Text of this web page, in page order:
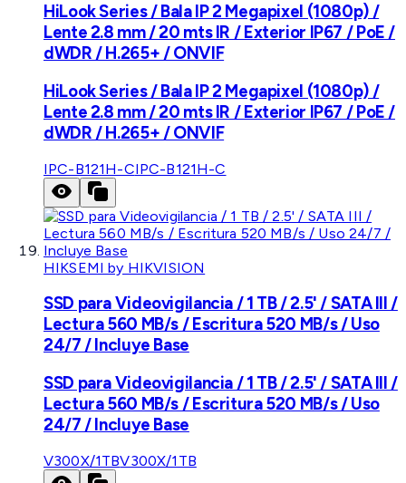
HiLook Series / Bala IP 2 Megapixel (1080p) /
Lente 2.8 mm / 20 mts IR / Exterior IP67 / PoE /
dWDR / H.265+ / ONVIF
HiLook Series / Bala IP 2 Megapixel (1080p) /
Lente 2.8 mm / 20 mts IR / Exterior IP67 / PoE /
dWDR / H.265+ / ONVIF
IPC-B121H-CIPC-B121H-C
HIKSEMI by HIKVISION
SSD para Videovigilancia / 1 TB / 2.5' / SATA III /
Lectura 560 MB/s / Escritura 520 MB/s / Uso
24/7 / Incluye Base
SSD para Videovigilancia / 1 TB / 2.5' / SATA III /
Lectura 560 MB/s / Escritura 520 MB/s / Uso
24/7 / Incluye Base
V300X/1TBV300X/1TB